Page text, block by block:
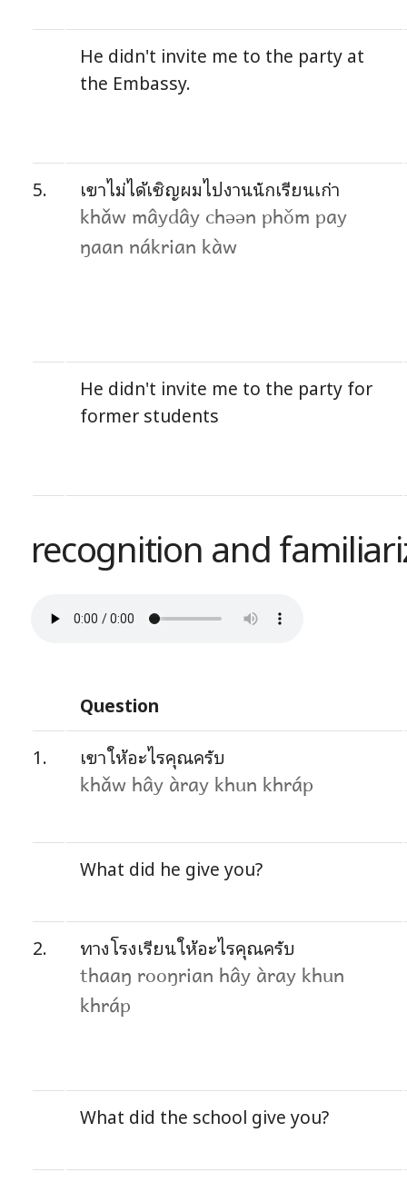
He didn't invite me to the party at
the Embassy.
5. เขาไม่ได้เชิญผมไปงานนักเรียนเก่า
khǎw mâydây chəən phǒm pay
ŋaan nákrian kàw
He didn't invite me to the party for
former students
recognition and
Question
1. เขาให้อะไรคุณครับ
khǎw hây àray khun khráp
What did he give you?
2. ทางโรงเรียนให้อะไรคุณครับ
thaaŋ rooŋrian hây àray khun
khráp
What did the school give you?